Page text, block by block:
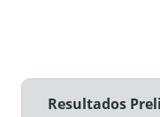
Resultados